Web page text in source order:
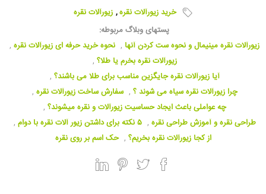
خرید زیورآلات نقره, زیورآلات نقره
پستهای وبلاگ مربوطه:
زیورآلات نقره مینیمال و نحوه ست کردن آنها , نحوه خرید حرفه ای زیورآلات نقره ,
زیورآلات نقره بخرم یا طلا؟ ,
آیا زیورآلات نقره جایگزین مناسب برای طلا می باشند؟ ,
چرا زیورآلات نقره سیاه می شوند ؟ , سفارش ساخت زیورآلات نقره ,
چه عواملی باعث ایجاد حساسیت زیورآلات و نقره میشوند؟ ,
طراحی نقره و آموزش طراحی نقره , ۵ نکته برای داشتن زیور آلات نقره با دوام
,
از کجا زیورآلات نقره بخریم؟ , حک اسم بر روی نقره